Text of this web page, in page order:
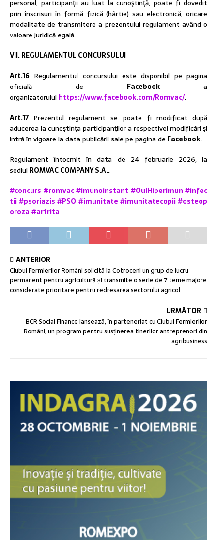
personal, participanţii au luat la cunoştinţă, poate fi dovedit
prin înscrisuri în formă fizică (hârtie) sau electronică, oricare
modalitate de transmitere a prezentului regulament având o
valoare juridică egală.
VII. REGULAMENTUL CONCURSULUI
Art.16 Regulamentul concursului este disponibil pe pagina
oficială de Facebook a
organizatorului https://www.facebook.com/Romvac/.
Art.17 Prezentul regulament se poate fi modificat după
aducerea la cunoştinţa participanţilor a respectivei modificări şi
intră în vigoare la data publicării sale pe pagina de Facebook.
Regulament întocmit în data de 24 februarie 2026, la
sediul ROMVAC COMPANY S.A..
#concurs #romvac #imunoinstant #OulHiperimun #infec
tii#psoriazis #PSO #imunitate #imunitatecopii#osteop
oroza #artrita
ANTERIOR
Clubul Fermierilor Români solicită la Cotroceni un grup de lucru
permanent pentru agricultură și transmite o serie de 7 teme majore
considerate prioritare pentru redresarea sectorului agricol
URMĂTOR
BCR Social Finance lansează, în parteneriat cu Clubul Fermierilor
Români, un program pentru susținerea tinerilor antreprenori din
agribusiness